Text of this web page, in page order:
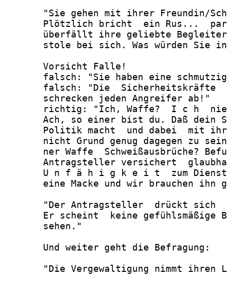
"Sie gehen mit ihrer Freundin/
Plötzlich bricht  ein Rus...
überfällt ihre geliebte
stole bei sich. Was würden Sie
       Vorsicht Falle!
falsch: "Sie haben eine
falsch: "Die  Sicherheitskräfte
       schrecken jeden Angreifer ab!"
richtig: "Ich, Waffe?  I c h
Ach, so einer bist du. Daß dein
Politik macht  und dabei  mit
nicht Grund genug dagegen zu
ner Waffe  Schweißausbrüche?
Antragsteller versichert
U n f ä h i g k e i t  zum
eine Macke und wir brauchen ihn
"Der Antragsteller  drückt sich
Er scheint  keine gefühlsmäßige
       sehen."
       Und weiter geht die Befragung:
"Die Vergewaltigung nimmt ihren